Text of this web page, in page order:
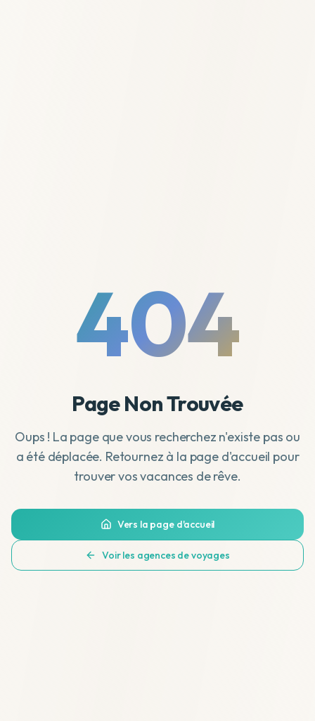
404
Page Non Trouvée
Oups ! La page que vous recherchez n'existe pas ou
a été déplacée. Retournez à la page d'accueil pour
trouver vos vacances de rêve.
Vers la page d'accueil
Voir les agences de voyages